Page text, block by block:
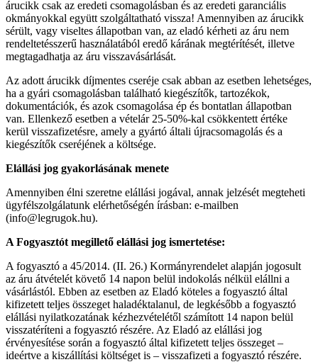
árucikk csak az eredeti csomagolásban és az eredeti garanciális
okmányokkal együtt szolgáltatható vissza! Amennyiben az árucikk
sérült, vagy viseltes állapotban van, az eladó kérheti az áru nem
rendeltetésszerű használatából eredő kárának megtérítését, illetve
megtagadhatja az áru visszavásárlását.
Az adott árucikk díjmentes cseréje csak abban az esetben lehetséges,
ha a gyári csomagolásban található kiegészítők, tartozékok,
dokumentációk, és azok csomagolása ép és bontatlan állapotban
van. Ellenkező esetben a vételár 25-50%-kal csökkentett értéke
kerül visszafizetésre, amely a gyártó általi újracsomagolás és a
kiegészítők cseréjének a költsége.
Elállási jog gyakorlásának menete
Amennyiben élni szeretne elállási jogával, annak jelzését megteheti
ügyfélszolgálatunk elérhetőségén írásban: e-mailben
(info@legrugok.hu).
A Fogyasztót megillető elállási jog ismertetése:
A fogyasztó a 45/2014. (II. 26.) Kormányrendelet alapján jogosult
az áru átvételét követő 14 napon belül indokolás nélkül elállni a
vásárlástól. Ebben az esetben az Eladó köteles a fogyasztó által
kifizetett teljes összeget haladéktalanul, de legkésőbb a fogyasztó
elállási nyilatkozatának kézhezvételétől számított 14 napon belül
visszatéríteni a fogyasztó részére. Az Eladó az elállási jog
érvényesítése során a fogyasztó által kifizetett teljes összeget –
ideértve a kiszállítási költséget is – visszafizeti a fogyasztó részére.